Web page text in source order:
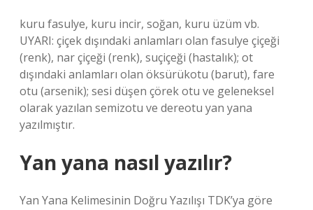
kuru fasulye, kuru incir, soğan, kuru üzüm vb.
UYARI: çiçek dışındaki anlamları olan fasulye çiçeği
(renk), nar çiçeği (renk), suçiçeği (hastalık); ot
dışındaki anlamları olan öksürükotu (barut), fare
otu (arsenik); sesi düşen çörek otu ve geleneksel
olarak yazılan semizotu ve dereotu yan yana
yazılmıştır.
Yan yana nasıl yazılır?
Yan Yana Kelimesinin Doğru Yazılışı TDK’ya göre